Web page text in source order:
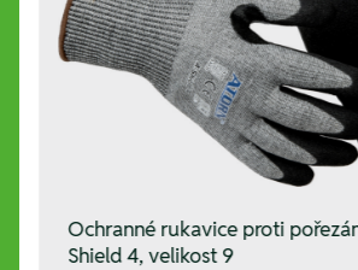
Ochranné rukavice proti
Shield 4, velikost 9